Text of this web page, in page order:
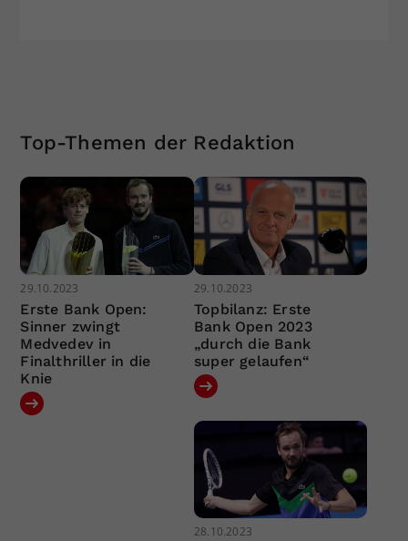
Top-Themen der Redaktion
29.10.2023
Erste Bank Open:
Sinner zwingt
Medvedev in
Finalthriller in die
Knie
29.10.2023
Topbilanz: Erste
Bank Open 2023
„durch die Bank
super gelaufen“
28.10.2023